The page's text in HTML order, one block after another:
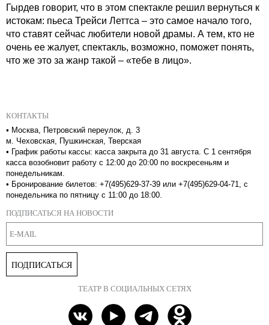
Гырдев говорит, что в этом спектакле решил вернуться к
истокам: пьеса Трейси Леттса – это самое начало того,
что ставят сейчас любители новой драмы. А тем, кто не
очень ее жалует, спектакль, возможно, поможет понять,
что же это за жанр такой – «тебе в лицо».
КОНТАКТЫ
• Москва, Петровский переулок, д. 3
м. Чеховская, Пушкинская, Тверская
• График работы кассы: касса закрыта до 31 августа. С 1 сентября
касса возобновит работу с 12:00 до 20:00 по воскресеньям и
понедельникам.
• Бронирование билетов: +7(495)629-37-39 или +7(495)629-04-71, с
понедельника по пятницу с 11:00 до 18:00.
ПОДПИСАТЬСЯ НА НОВОСТИ
ПОДПИСАТЬСЯ
ТЕАТР В СОЦИАЛЬНЫХ СЕТЯХ